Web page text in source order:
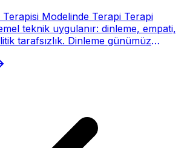
Modelinde Terapi Terapi
teknik uygulanır: dinleme, empati,
tarafsızlık. Dinleme günümüz